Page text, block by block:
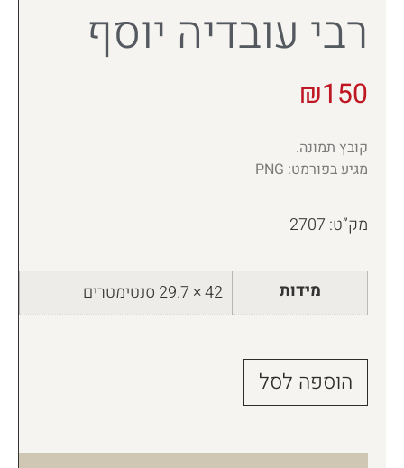
רבי עובדיה יוסף
₪150
קובץ תמונה.
מגיע בפורמט: PNG
מק”ט: 2707
מידות 42 × 29.7 סנטימטרים
הוספה לסל